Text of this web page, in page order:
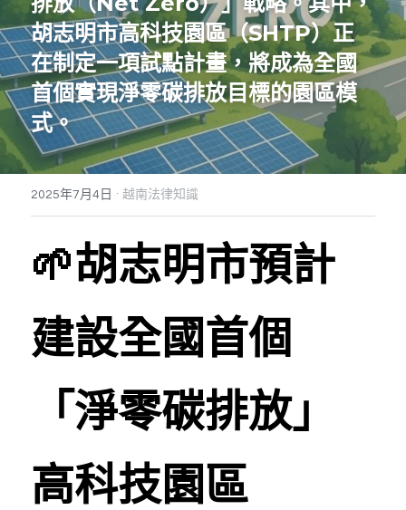
電商規劃
通路上架
財務部門
貿易部門
行銷部門
越南法律暨智慧財產權顧問
國際文件翻譯與公證
越南企業會計外帳
越南商業投資顧問
越南不動產投資顧問
企業併購與盡責調查TDD
越南開店商業輔導
越南特殊行業規劃輔導
越南連鎖加盟投資諮詢
境外公司設立與規劃
多角貿易與關聯交易顧問
ESG企業輔導
ISO企業輔導
越南事務委託經略
越南據點物流委託營運
跨國際企業結構規劃
海外基金經營委託
越南工業區開發案
海外教育，實習
浩瀚中學越南代理
其他地區服務
泰國服務範圍
馬來西亞服務範圍
Dịch vụ
Dân sự, Ly hôn, Thừa kế
Dịch vụ thương mại
東律
繁體中文
English
Việt Nam
胡志明市高科技園區（SHTP）正
在制定一項試點計畫，將成為全國
首個實現淨零碳排放目標的園區模
式。
2025年7月4日 · 越南法律知識
🌱胡志明市預計
建設全國首個
「淨零碳排放」
高科技園區